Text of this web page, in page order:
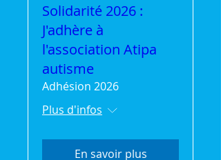
Solidarité 2026 :
J'adhère à
l'association Atipa
autisme
Adhésion 2026
Plus d'infos
En savoir plus